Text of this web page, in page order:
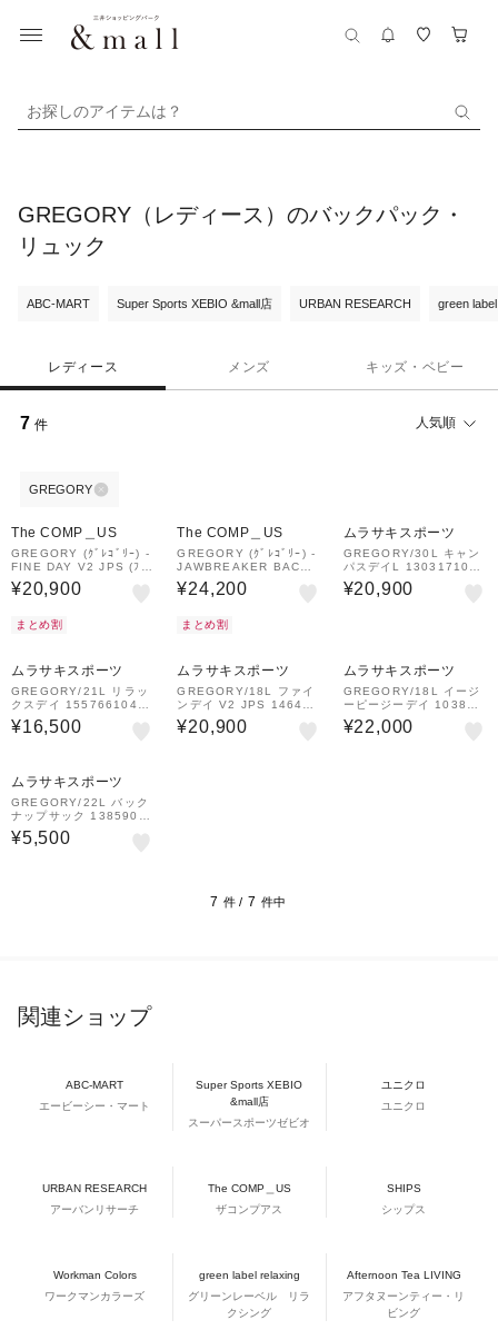
お探しのアイテムは？
GREGORY（レディース）のバックパック・
リュック
ABC-MART Super Sports XEBIO &mall店 URBAN RESEARCH green
レディース メンズ キッズ・ベビー
7 件 人気順
GREGORY
The COMP＿US
GREGORY (ｸﾞﾚｺﾞﾘｰ) -
FINE DAY V2 JPS (ﾌｧｲ
ﾝﾃﾞｲ V2)
¥20,900
まとめ割
The COMP＿US
GREGORY (ｸﾞﾚｺﾞﾘｰ) -
JAWBREAKER BACKP
ACK 22 (ｼﾞｮｰﾌﾞﾚｰｶｰ
ﾊﾞｯｸﾊﾟｯｸ 22)
¥24,200
まとめ割
ムラサキスポーツ
GREGORY/30L キャン
パスデイL 1303171041
アウトドア 通勤 通学 グ
レゴリー デイパック バ
¥20,900
ムラサキスポーツ
GREGORY/21L リラッ
クスデイ 1557661041
アウトドア 通勤 通学 グ
レゴリー デイパック バ
¥16,500
ムラサキスポーツ
GREGORY/18L ファイ
ンデイ V2 JPS 146493
1041 アウトドア 通勤
通学 グレゴリー デイパ
¥20,900
ムラサキスポーツ
GREGORY/18L イージ
ーピージーデイ 103868
1041 アウトドア 通勤
通学 グレゴリー デイパ
¥22,000
ムラサキスポーツ
GREGORY/22L バック
ナップサック 13859014
39 リュック 雑貨 グレゴ
リー ユニセックス ムラ
¥5,500
7 件 / 7 件中
関連ショップ
ABC-MART
エービーシー・マート
Super Sports XEBIO
&mall店
スーパースポーツゼビオ
ユニクロ
ユニクロ
URBAN RESEARCH
アーバンリサーチ
The COMP＿US
ザコンプアス
SHIPS
シップス
Workman Colors
ワークマンカラーズ
green label relaxing
グリーンレーベル リラ
クシング
Afternoon Tea LIVING
アフタヌーンティー・リ
ビング